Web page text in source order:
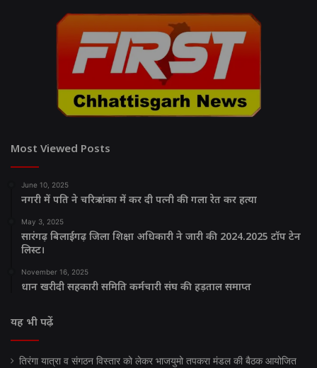
Most Viewed Posts
June 10, 2025
नगरी में पति ने चरित्र शंका में कर दी पत्नी की गला रेत कर हत्या
May 3, 2025
सारंगढ़ बिलाईगढ़ जिला शिक्षा अधिकारी ने जारी की 2024.2025 टॉप टेन
लिस्ट।
November 16, 2025
धान खरीदी सहकारी समिति कर्मचारी संघ की हड़ताल समाप्त
यह भी पढ़ें
तिरंगा यात्रा व संगठन विस्तार को लेकर भाजयुमो तपकरा मंडल की बैठक आयोजित